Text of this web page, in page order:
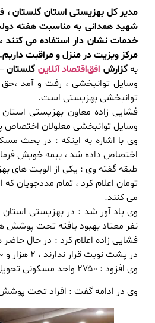
مدیر کل بهزیستی استان گلستان ،
مرکز ویزیت در منزل و مراقبت داریم.
به گزارش افق‌اقتصاد آنلاین گلستان
وسایل توانبخشی ، رفت و آمد
توانبخشی بهزیستی است.
وسایل توانبخشی معلولان اختصاص
اختصاص داده شد ، بیمه خویش فرمایی به تعداد
تومان اعلام کرد ، تمام مددجویان
می کنند.
نفر معتاد بهبود یافته تحت پوشش
فشایی زاده اعلام کرد : در حال
در پشت نوبت قرار ندارند ، ۲ هزار و ۳۰۰ مددجوی ضایعه نخاعی گلستان مستمری دریافت می کنند.
وی افزود : ۲۷۵۰ واحد مسکونی تحویل مددجویان بهزیستی گلستان شد
وی در ادامه گفت : افراد تحت پوشش بهزیستی